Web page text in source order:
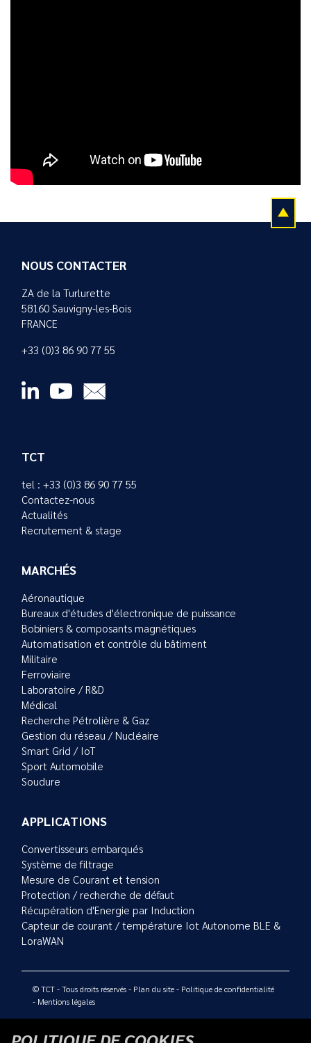
NOUS CONTACTER
ZA de la Turlurette
58160 Sauvigny-les-Bois
FRANCE
+33 (0)3 86 90 77 55
TCT
tel : +33 (0)3 86 90 77 55
Contactez-nous
Actualités
Recrutement & stage
MARCHÉS
Aéronautique
Bureaux d'études d'électronique de puissance
Bobiniers & composants magnétiques
Automatisation et contrôle du bâtiment
Militaire
Ferroviaire
Laboratoire / R&D
Médical
Recherche Pétrolière & Gaz
Gestion du réseau / Nucléaire
Smart Grid / IoT
Sport Automobile
Soudure
APPLICATIONS
Convertisseurs embarqués
Système de filtrage
Mesure de Courant et tension
Protection / recherche de défaut
Récupération d'Energie par Induction
Capteur de courant / température Iot Autonome BLE &
LoraWAN
© TCT - Tous droits réservés - Plan du site- Politique de confidentialité
- Mentions légales